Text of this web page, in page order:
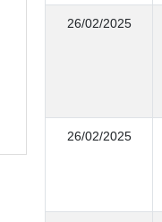
26/02/2025
26/02/2025